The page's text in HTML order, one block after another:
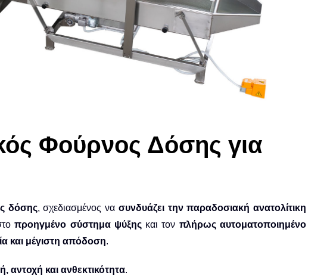
Φούρνος Δόσης για
δόσης, σχεδιασμένος να συνδυάζει την παραδοσιακή ανατολίτικη
προηγμένο σύστημα ψύξηςκαι τον πλήρως αυτοματοποιημένο
και μέγιστη απόδοση.
αντοχή και ανθεκτικότητα.